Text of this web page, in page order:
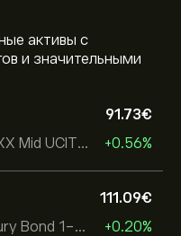
активы с
и значительными
iShares EURO STOXX Mid UCITS ETF
91.73‎€‎
+0.56%
iShares USD Treasury Bond 1-3yr UCITS ETF
111.09‎€‎
+0.20%